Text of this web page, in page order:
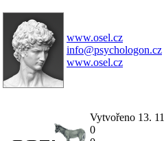
www.osel.cz
info@psychologon.cz
www.osel.cz
Vytvořeno 13.
0